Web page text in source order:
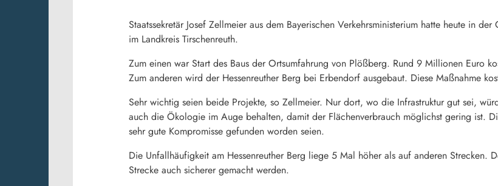
Staatssekretär Josef Zellmeier aus dem Bayerischen Verkehrsministerium hatte heute in
im Landkreis Tirschenreuth.
Zum einen war Start des Baus der Ortsumfahrung von Plößberg. Rund 9 Millionen Euro
Zum anderen wird der Hessenreuther Berg bei Erbendorf ausgebaut. Diese Maßnahme
Sehr wichtig seien beide Projekte, so Zellmeier. Nur dort, wo die Infrastruktur gut sei,
auch die Ökologie im Auge behalten, damit der Flächenverbrauch möglichst gering ist.
sehr gute Kompromisse gefunden worden seien.
Die Unfallhäufigkeit am Hessenreuther Berg liege 5 Mal höher als auf anderen
Strecke auch sicherer gemacht werden.